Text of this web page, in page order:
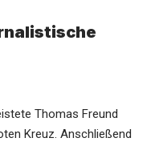
Thomas Freund
Kreuz. Anschließend